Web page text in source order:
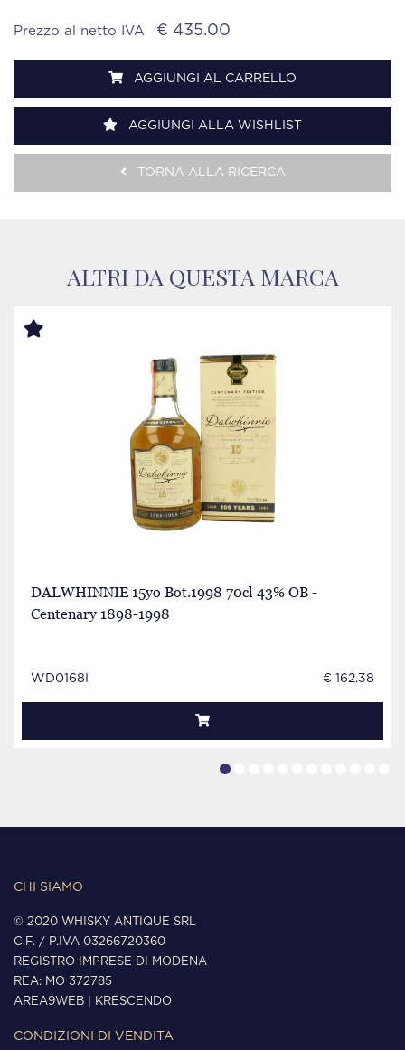
Prezzo al netto IVA € 435.00
AGGIUNGI AL CARRELLO
AGGIUNGI ALLA WISHLIST
TORNA ALLA RICERCA
ALTRI DA QUESTA MARCA
DALWHINNIE 15yo Bot.1998 70cl 43% OB -
Centenary 1898-1998
WD0168I € 162.38
CHI SIAMO
© 2020 WHISKY ANTIQUE SRL
C.F. / P.IVA 03266720360
REGISTRO IMPRESE DI MODENA
REA: MO 372785
AREA9WEB
KRESCENDO
CONDIZIONI DI VENDITA